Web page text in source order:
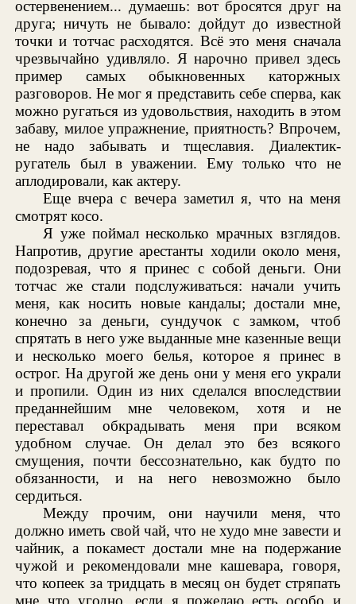
остервенением... думаешь: вот бросятся друг на
друга; ничуть не бывало: дойдут до известной
точки и тотчас расходятся. Всё это меня сначала
чрезвычайно удивляло. Я нарочно привел здесь
пример самых обыкновенных каторжных
разговоров. Не мог я представить себе сперва, как
можно ругаться из удовольствия, находить в этом
забаву, милое упражнение, приятность? Впрочем,
не надо забывать и тщеславия. Диалектик-
ругатель был в уважении. Ему только что не
аплодировали, как актеру.
Еще вчера с вечера заметил я, что на меня
смотрят косо.
Я уже поймал несколько мрачных взглядов.
Напротив, другие арестанты ходили около меня,
подозревая, что я принес с собой деньги. Они
тотчас же стали подслуживаться: начали учить
меня, как носить новые кандалы; достали мне,
конечно за деньги, сундучок с замком, чтоб
спрятать в него уже выданные мне казенные вещи
и несколько моего белья, которое я принес в
острог. На другой же день они у меня его украли
и пропили. Один из них сделался впоследствии
преданнейшим мне человеком, хотя и не
переставал обкрадывать меня при всяком
удобном случае. Он делал это без всякого
смущения, почти бессознательно, как будто по
обязанности, и на него невозможно было
сердиться.
Между прочим, они научили меня, что
должно иметь свой чай, что не худо мне завести и
чайник, а покамест достали мне на подержание
чужой и рекомендовали мне кашевара, говоря,
что копеек за тридцать в месяц он будет стряпать
мне что угодно, если я пожелаю есть особо и